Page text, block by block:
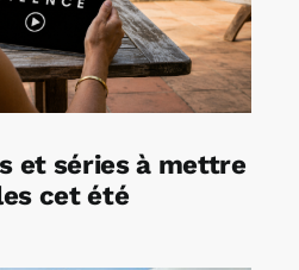
et séries à mettre
cet été